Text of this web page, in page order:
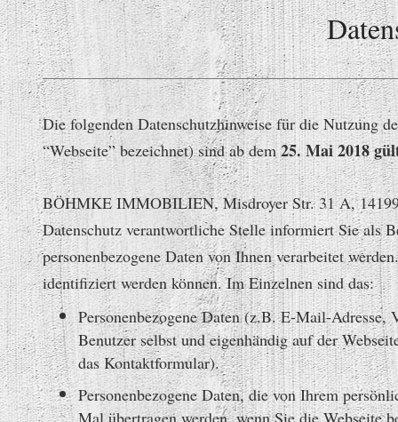
Die folgenden Datenschutzhinweise für die Nutzung
“Webseite” bezeichnet) sind ab dem25. Mai 2018
BÖHMKE IMMOBILIEN, Misdroyer Str. 31 A,
Datenschutz verantwortliche Stelle informiert Sie als
personenbezogene Daten von Ihnen verarbeitet
identifiziert werden können. Im Einzelnen sind das:
Personenbezogene Daten (z.B. E-Mail-
Benutzer selbst und eigenhändig auf der
das Kontaktformular).
Personenbezogene Daten, die von Ihrem
Mal übertragen werden, wenn Sie die Webseite